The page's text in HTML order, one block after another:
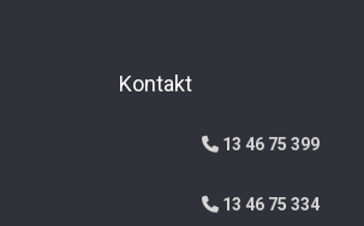
Kontakt
13 46 75 399
13 46 75 334